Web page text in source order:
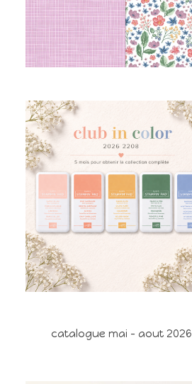
catalogue mai - aout 2026